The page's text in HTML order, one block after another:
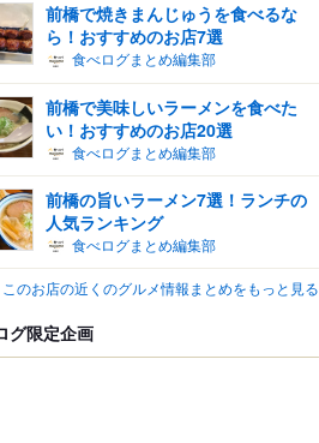
前橋で焼きまんじゅうを食べるな
ら！おすすめのお店7選
食べログまとめ編集部
前橋で美味しいラーメンを食べた
い！おすすめのお店20選
食べログまとめ編集部
前橋の旨いラーメン7選！ランチの
人気ランキング
食べログまとめ編集部
このお店の近くのグルメ情報まとめをもっと見る
グ限定企画